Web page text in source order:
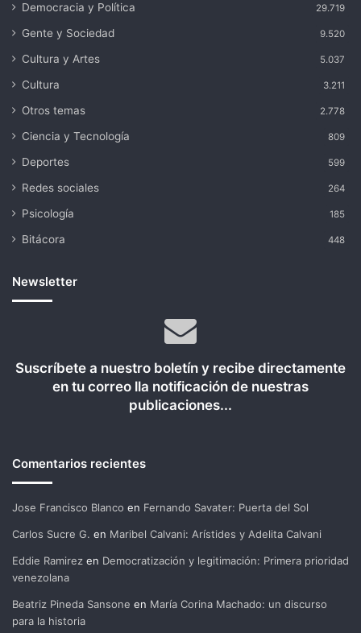
Democracia y Política 29.719
Gente y Sociedad 9.520
Cultura y Artes 5.037
Cultura 3.211
Otros temas 2.778
Ciencia y Tecnología 809
Deportes 599
Redes sociales 264
Psicología 185
Bitácora 448
Newsletter
Suscríbete a nuestro boletín y recibe directamente
en tu correo lla notificación de nuestras
publicaciones...
Comentarios recientes
Jose Francisco Blanco en Fernando Savater: Puerta del Sol
Carlos Sucre G. en Maribel Calvani: Arístides y Adelita Calvani
Eddie Ramirez en Democratización y legitimación: Primera prioridad
venezolana
Beatriz Pineda Sansone en María Corina Machado: un discurso
para la historia